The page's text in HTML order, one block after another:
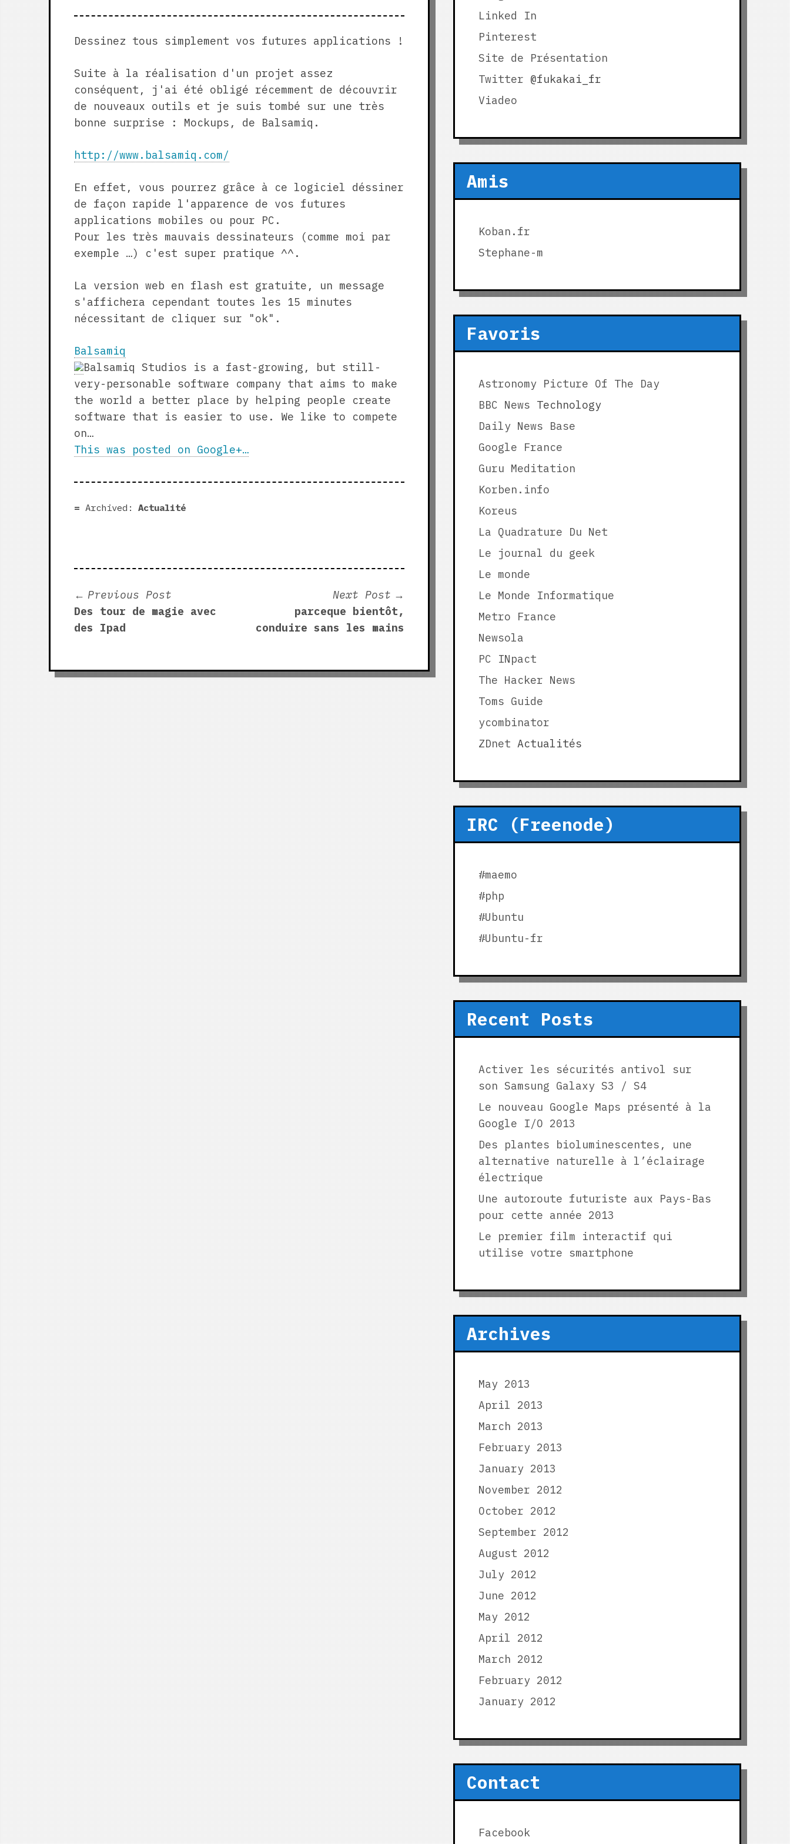
Dessinez tous simplement vos futures applications !
Suite à la réalisation d'un projet assez
conséquent, j'ai été obligé récemment de découvrir
de nouveaux outils et je suis tombé sur une très
bonne surprise : Mockups, de Balsamiq.
http://www.balsamiq.com/
En effet, vous pourrez grâce à ce logiciel déssiner
de façon rapide l'apparence de vos futures
applications mobiles ou pour PC.
Pour les très mauvais dessinateurs (comme moi par
exemple …) c'est super pratique ^^.
La version web en flash est gratuite, un message
s'affichera cependant toutes les 15 minutes
nécessitant de cliquer sur "ok".
Balsamiq
Balsamiq Studios is a fast-growing, but still-
very-personable software company that aims to make
the world a better place by helping people create
software that is easier to use. We like to compete
on…
This was posted on Google+…
Archived: Actualité
Post
navigation
Previous PostPrevious
post:
Des tour de magie avec
des Ipad
Next Post
post:
parceque bientôt,
conduire sans les mains
Linked In
Pinterest
Site de Présentation
Twitter @fukakai_fr
Viadeo
Amis
Koban.fr
Stephane-m
Favoris
Astronomy Picture Of The Day
BBC News Technology
Daily News Base
Google France
Guru Meditation
Korben.info
Koreus
La Quadrature Du Net
Le journal du geek
Le monde
Le Monde Informatique
Metro France
Newsola
PC INpact
The Hacker News
Toms Guide
ycombinator
ZDnet Actualités
IRC (Freenode)
#maemo
#php
#Ubuntu
#Ubuntu-fr
Recent Posts
Activer les sécurités antivol sur
son Samsung Galaxy S3 / S4
Le nouveau Google Maps présenté à la
Google I/O 2013
Des plantes bioluminescentes, une
alternative naturelle à l’éclairage
électrique
Une autoroute futuriste aux Pays-Bas
pour cette année 2013
Le premier film interactif qui
utilise votre smartphone
Archives
May 2013
April 2013
March 2013
February 2013
January 2013
November 2012
October 2012
September 2012
August 2012
July 2012
June 2012
May 2012
April 2012
March 2012
February 2012
January 2012
Contact
Facebook